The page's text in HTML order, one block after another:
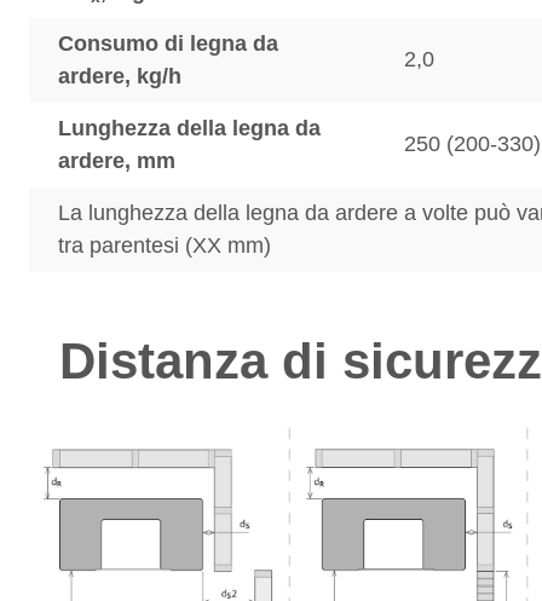
Consumo di legna da
ardere, kg/h
2,0
Lunghezza della legna da
ardere, mm
250 (200-330)
La lunghezza della legna da ardere a volte può
tra parentesi (XX mm)
Distanza di